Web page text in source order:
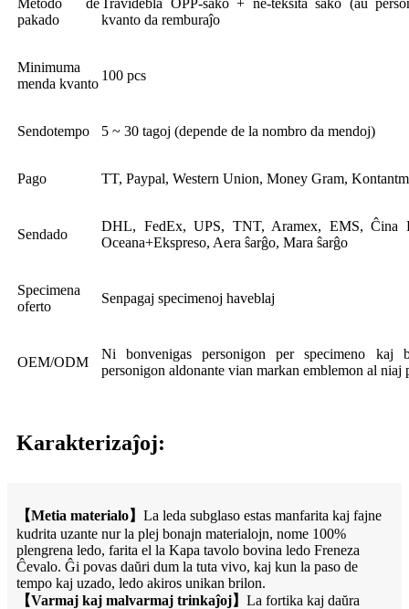
pakado
kvanto da remburaĵo
Minimuma
menda kvanto
100 pcs
Sendotempo 5 ~ 30 tagoj (depende de la nombro da mendoj)
Pago TT, Paypal, Western Union, Money Gram,
Sendado
DHL, FedEx, UPS, TNT, Aramex, EMS, Ĉina
Oceana+Ekspreso, Aera ŝarĝo, Mara ŝarĝo
Specimena
oferto
Senpagaj specimenoj haveblaj
OEM/ODM
Ni bonvenigas personigon per specimeno kaj
personigon aldonante vian markan emblemon al niaj
Karakterizaĵoj:
【Metia materialo】 La leda subglaso estas manfarita kaj fajne
kudrita uzante nur la plej bonajn materialojn, nome 100%
plengrena ledo, farita el la Kapa tavolo bovina ledo Freneza
Ĉevalo. Ĝi povas daŭri dum la tuta vivo, kaj kun la paso de
tempo kaj uzado, ledo akiros unikan brilon.
【Varmaj kaj malvarmaj trinkaĵoj】 La fortika kaj daŭra